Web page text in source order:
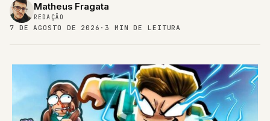
Matheus Fragata
REDAÇÃO
7 DE AGOSTO DE 2026 · 3 MIN DE LEITURA